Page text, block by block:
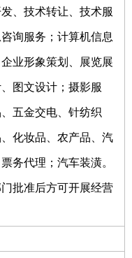
、技术转让、技术服
询服务；计算机信息
业形象策划、展览展
图文设计；摄影服
五金交电、针纺织
化妆品、农产品、汽
务代理；汽车装潢。
批准后方可开展经营